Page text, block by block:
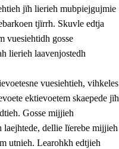
jïh barkoejielemisnie
jïh lierieh mubpiejgujmie
tjïrrh. Skuvle edtja
vuesiehtidh gosse
lierieh laavenjostedh
vuesiehtieh, vihkeles
ektievoetem skaepede jïh
Gosse mijjieh
laejhtede, dellie lïerebe mijjieh
utnieh. Learohkh edtjieh